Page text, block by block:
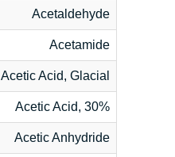
Acetaldehyde
Acetamide
Acetic Acid, Glacial
Acetic Acid, 30%
Acetic Anhydride